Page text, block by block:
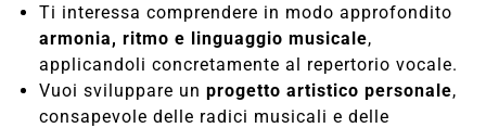
Ti interessa comprendere in modo approfondito
armonia, ritmo e linguaggio musicale,
applicandoli concretamente al repertorio vocale.
Vuoi sviluppare un progetto artistico personale,
consapevole delle radici musicali e delle